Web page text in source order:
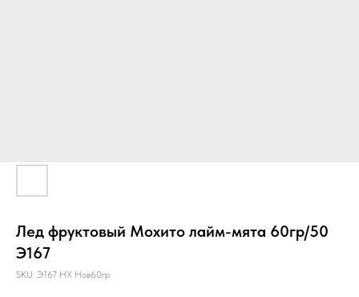
Лед фруктовый Мохито лайм-мята 60гр/50
Э167
SKU: Э167 НХ Нов60гр